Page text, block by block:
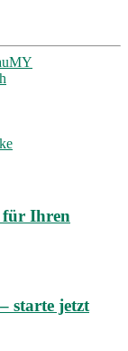
MY
für Ihren
starte jetzt